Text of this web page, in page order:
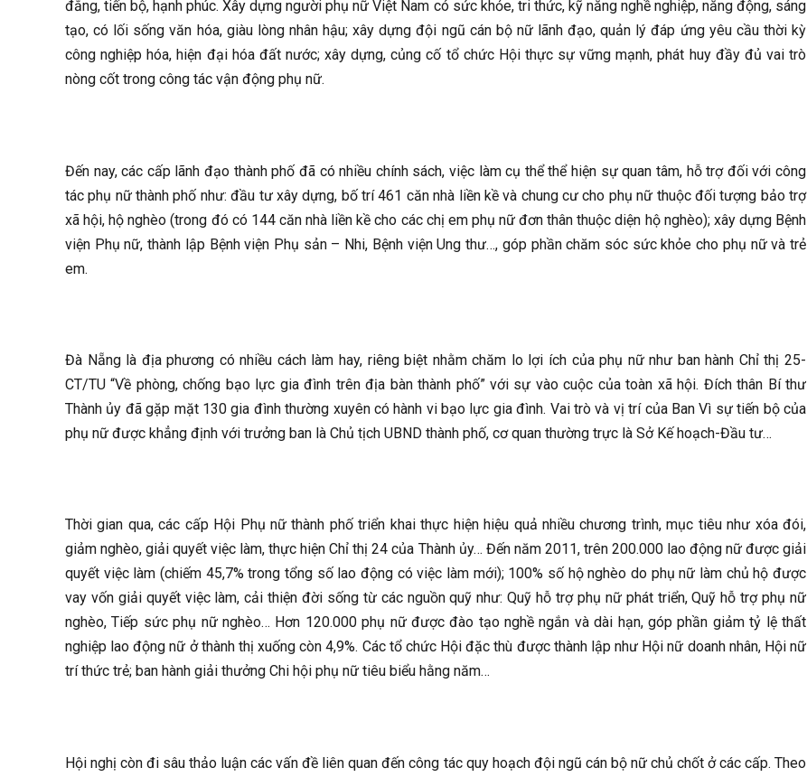
đẳng, tiến bộ, hạnh phúc. Xây dựng người phụ nữ Việt Nam có sức khỏe, tri thức, kỹ năng nghề nghiệp, năng động, sáng
tạo, có lối sống văn hóa, giàu lòng nhân hậu; xây dựng đội ngũ cán bộ nữ lãnh đạo, quản lý đáp ứng yêu cầu thời kỳ
công nghiệp hóa, hiện đại hóa đất nước; xây dựng, củng cố tổ chức Hội thực sự vững mạnh, phát huy đầy đủ vai trò
nòng cốt trong công tác vận động phụ nữ.
Đến nay, các cấp lãnh đạo thành phố đã có nhiều chính sách, việc làm cụ thể thể hiện sự quan tâm, hỗ trợ đối với công
tác phụ nữ thành phố như: đầu tư xây dựng, bố trí 461 căn nhà liền kề và chung cư cho phụ nữ thuộc đối tượng bảo trợ
xã hội, hộ nghèo (trong đó có 144 căn nhà liền kề cho các chị em phụ nữ đơn thân thuộc diện hộ nghèo); xây dựng Bệnh
viện Phụ nữ, thành lập Bệnh viện Phụ sản – Nhi, Bệnh viện Ung thư…, góp phần chăm sóc sức khỏe cho phụ nữ và trẻ
em.
Đà Nẵng là địa phương có nhiều cách làm hay, riêng biệt nhằm chăm lo lợi ích của phụ nữ như ban hành Chỉ thị 25-
CT/TU “Về phòng, chống bạo lực gia đình trên địa bàn thành phố” với sự vào cuộc của toàn xã hội. Đích thân Bí thư
Thành ủy đã gặp mặt 130 gia đình thường xuyên có hành vi bạo lực gia đình. Vai trò và vị trí của Ban Vì sự tiến bộ của
phụ nữ được khẳng định với trưởng ban là Chủ tịch UBND thành phố, cơ quan thường trực là Sở Kế hoạch-Đầu tư…
Thời gian qua, các cấp Hội Phụ nữ thành phố triển khai thực hiện hiệu quả nhiều chương trình, mục tiêu như xóa đói,
giảm nghèo, giải quyết việc làm, thực hiện Chỉ thị 24 của Thành ủy… Đến năm 2011, trên 200.000 lao động nữ được giải
quyết việc làm (chiếm 45,7% trong tổng số lao động có việc làm mới); 100% số hộ nghèo do phụ nữ làm chủ hộ được
vay vốn giải quyết việc làm, cải thiện đời sống từ các nguồn quỹ như: Quỹ hỗ trợ phụ nữ phát triển, Quỹ hỗ trợ phụ nữ
nghèo, Tiếp sức phụ nữ nghèo… Hơn 120.000 phụ nữ được đào tạo nghề ngắn và dài hạn, góp phần giảm tỷ lệ thất
nghiệp lao động nữ ở thành thị xuống còn 4,9%. Các tổ chức Hội đặc thù được thành lập như Hội nữ doanh nhân, Hội nữ
trí thức trẻ; ban hành giải thưởng Chi hội phụ nữ tiêu biểu hằng năm…
Hội nghị còn đi sâu thảo luận các vấn đề liên quan đến công tác quy hoạch đội ngũ cán bộ nữ chủ chốt ở các cấp. Theo